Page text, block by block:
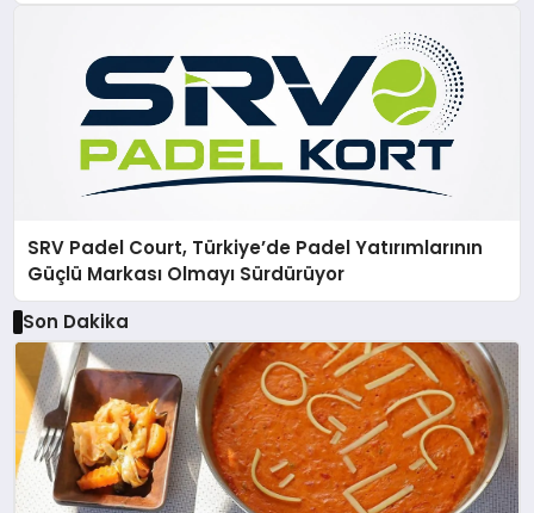
SRV Padel Court, Türkiye’de Padel Yatırımlarının
Güçlü Markası Olmayı Sürdürüyor
Son Dakika